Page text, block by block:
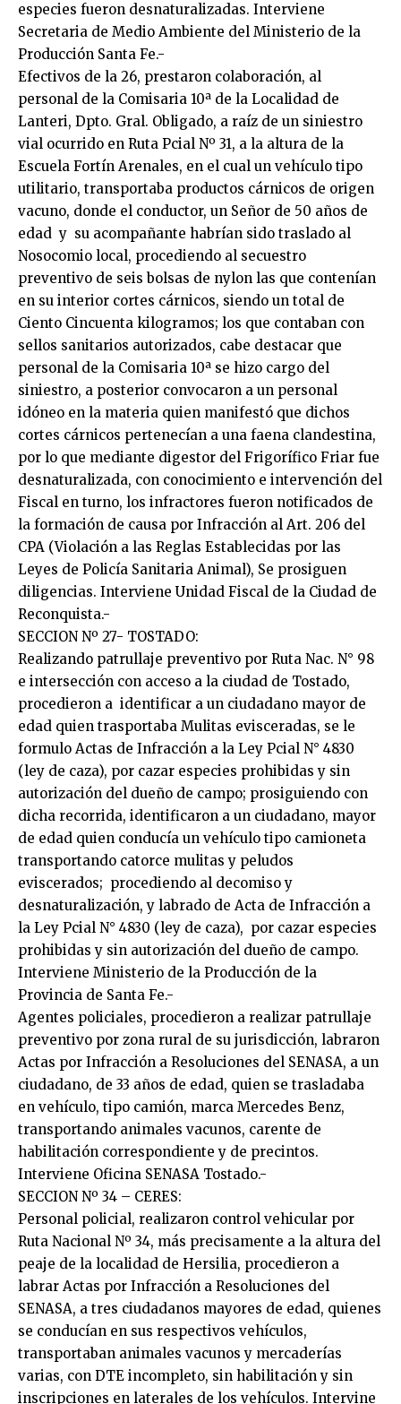
especies fueron desnaturalizadas. Interviene
Secretaria de Medio Ambiente del Ministerio de la
Producción Santa Fe.-
Efectivos de la 26, prestaron colaboración, al
personal de la Comisaria 10ª de la Localidad de
Lanteri, Dpto. Gral. Obligado, a raíz de un siniestro
vial ocurrido en Ruta Pcial Nº 31, a la altura de la
Escuela Fortín Arenales, en el cual un vehículo tipo
utilitario, transportaba productos cárnicos de origen
vacuno, donde el conductor, un Señor de 50 años de
edad y su acompañante habrían sido traslado al
Nosocomio local, procediendo al secuestro
preventivo de seis bolsas de nylon las que contenían
en su interior cortes cárnicos, siendo un total de
Ciento Cincuenta kilogramos; los que contaban con
sellos sanitarios autorizados, cabe destacar que
personal de la Comisaria 10ª se hizo cargo del
siniestro, a posterior convocaron a un personal
idóneo en la materia quien manifestó que dichos
cortes cárnicos pertenecían a una faena clandestina,
por lo que mediante digestor del Frigorífico Friar fue
desnaturalizada, con conocimiento e intervención del
Fiscal en turno, los infractores fueron notificados de
la formación de causa por Infracción al Art. 206 del
CPA (Violación a las Reglas Establecidas por las
Leyes de Policía Sanitaria Animal), Se prosiguen
diligencias. Interviene Unidad Fiscal de la Ciudad de
Reconquista.-
SECCION Nº 27- TOSTADO:
Realizando patrullaje preventivo por Ruta Nac. N° 98
e intersección con acceso a la ciudad de Tostado,
procedieron a identificar a un ciudadano mayor de
edad quien trasportaba Mulitas evisceradas, se le
formulo Actas de Infracción a la Ley Pcial N° 4830
(ley de caza), por cazar especies prohibidas y sin
autorización del dueño de campo; prosiguiendo con
dicha recorrida, identificaron a un ciudadano, mayor
de edad quien conducía un vehículo tipo camioneta
transportando catorce mulitas y peludos
eviscerados; procediendo al decomiso y
desnaturalización, y labrado de Acta de Infracción a
la Ley Pcial N° 4830 (ley de caza), por cazar especies
prohibidas y sin autorización del dueño de campo.
Interviene Ministerio de la Producción de la
Provincia de Santa Fe.-
Agentes policiales, procedieron a realizar patrullaje
preventivo por zona rural de su jurisdicción, labraron
Actas por Infracción a Resoluciones del SENASA, a un
ciudadano, de 33 años de edad, quien se trasladaba
en vehículo, tipo camión, marca Mercedes Benz,
transportando animales vacunos, carente de
habilitación correspondiente y de precintos.
Interviene Oficina SENASA Tostado.-
SECCION Nº 34 – CERES:
Personal policial, realizaron control vehicular por
Ruta Nacional Nº 34, más precisamente a la altura del
peaje de la localidad de Hersilia, procedieron a
labrar Actas por Infracción a Resoluciones del
SENASA, a tres ciudadanos mayores de edad, quienes
se conducían en sus respectivos vehículos,
transportaban animales vacunos y mercaderías
varias, con DTE incompleto, sin habilitación y sin
inscripciones en laterales de los vehículos. Intervine